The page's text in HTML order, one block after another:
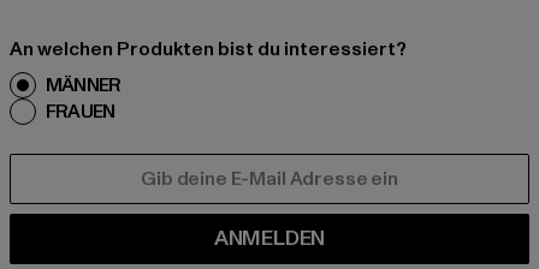
An welchen Produkten bist du interessiert?
MÄNNER
FRAUEN
ANMELDEN